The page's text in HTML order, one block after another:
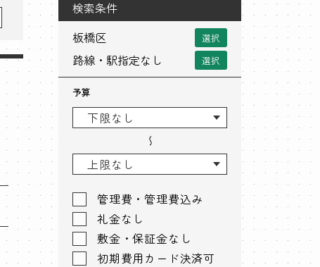
検索条件
板橋区
選択
路線・駅指定なし 選択
予算
〜
管理費・管理費込み
礼金なし
敷金・保証金なし
初期費用カード決済可